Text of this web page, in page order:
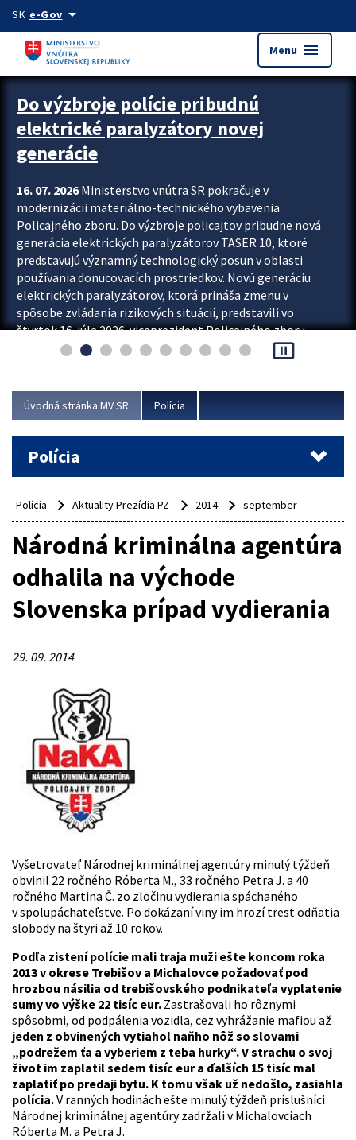
Preskocit na hlavný obsah
SK e-Govarrow_drop_down
Menu menu
Zastavit automatický posun upútavok
Do výzbroje polície pribudnú
elektrické paralyzátory novej
generácie
16. 07. 2026Ministerstvo vnútra SR pokračuje v
modernizácii materiálno-technického vybavenia
Policajného zboru. Do výzbroje policajtov pribudne nová
generácia elektrických paralyzátorov TASER 10, ktoré
predstavujú významný technologický posun v oblasti
používania donucovacích prostriedkov. Novú generáciu
elektrických paralyzátorov, ktorá prináša zmenu v
spôsobe zvládania rizikových situácií, predstavili vo
štvrtok 16. júla 2026 viceprezident Policajného zboru
Rastislav Polakovič a riaditeľ odboru výcviku...
pause_presentation
Úvodná stránka MV SR Polícia
Polícia
Polícia Aktuality Prezídia PZ 2014 september
Národná kriminálna agentúra
odhalila na východe
Slovenska prípad vydierania
29. 09. 2014
Vyšetrovateľ Národnej kriminálnej agentúry minulý týždeň
obvinil 22 ročného Róberta M., 33 ročného Petra J. a 40
ročného Martina Č. zo zločinu vydierania spáchaného
v spolupáchateľstve. Po dokázaní viny im hrozí trest odňatia
slobody na štyri až 10 rokov.
Podľa zistení polície mali traja muži ešte koncom roka
2013 v okrese Trebišov a Michalovce požadovať pod
hrozbou násilia od trebišovského podnikateľa vyplatenie
sumy vo výške 22 tisíc eur. Zastrašovali ho rôznymi
spôsobmi, od podpálenia vozidla, cez vyhrážanie mafiou až
jeden z obvinených vytiahol naňho nôž so slovami
„podrežem ťa a vyberiem z teba hurky“.V strachu o svoj
život im zaplatil sedem tisíc eur a ďalších 15 tisíc mal
zaplatiť po predaji bytu. K tomu však už nedošlo, zasiahla
polícia.V ranných hodinách ešte minulý týždeň príslušníci
Národnej kriminálnej agentúry zadržali v Michalovciach
Róberta M. a Petra J.